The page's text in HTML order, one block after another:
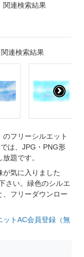
関連検索結果
連検索結果
フリーシルエット
は、JPG・PNG形
題です。
気に入りました
さい。緑色のシルエ
、フリーダウンロー
ットAC会員登録（無